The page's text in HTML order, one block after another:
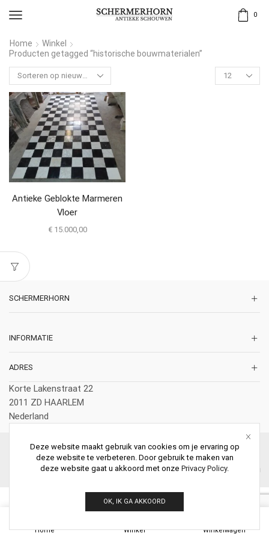
0
Home
Winkel
Producten getagged “historische bouwmaterialen”
Antieke Geblokte Marmeren
Vloer
€15.000,00
SCHERMERHORN
INFORMATIE
ADRES
Korte Lakenstraat 22
2011 ZD HAARLEM
Nederland
© 2026 Schermerhorn Antieke Schouwen. All Rights Reserved.
Home Winkel Winkelwagen
Deze website maakt gebruik van cookies om je ervaring op
deze website te verbeteren. Door gebruik te maken van
deze website gaat u akkoord met onze Privacy Policy.
OK, IK GA AKKOORD